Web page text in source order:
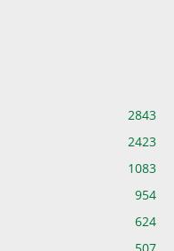
2843
2423
1083
954
624